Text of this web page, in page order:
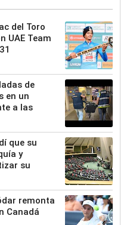
del Toro
UAE Team
de
en un
a las
que su
y
su
remonta
Canadá